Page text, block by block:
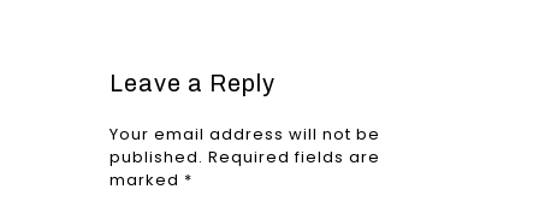
Leave a Reply
Your email address will not be
published. Required fields are
marked *